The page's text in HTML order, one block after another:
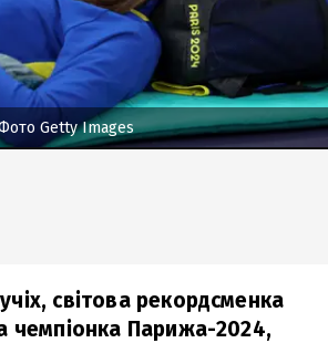
Getty Images
світова рекордсменка
чемпіонка Парижа-2024,